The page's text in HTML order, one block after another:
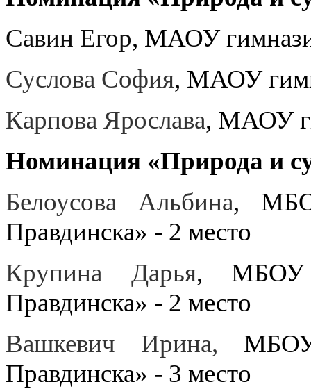
Савин Егор, МАОУ
Суслова София, МАОУ
Карпова Ярослава, МАОУ
Номинация «Природа и
Белоусова Альбина,
Правдинска» - 2 место
Крупина Дарья, МБОУ
Правдинска» - 2 место
Вашкевич Ирина,
Правдинска» - 3 место